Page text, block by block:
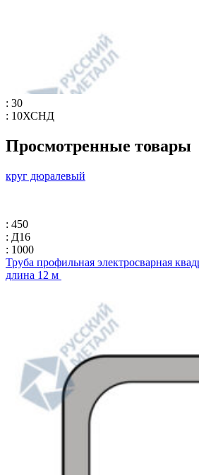
: 30
: 10ХСНД
Просмотренные товары
круг дюралевый
: 450
: Д16
: 1000
Труба профильная электросварная
длина 12 м